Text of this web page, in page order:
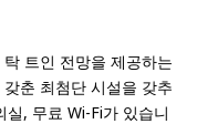
트인 전망을 제공하는
춘 최첨단 시설을 갖추
, 무료 Wi-Fi가 있습니